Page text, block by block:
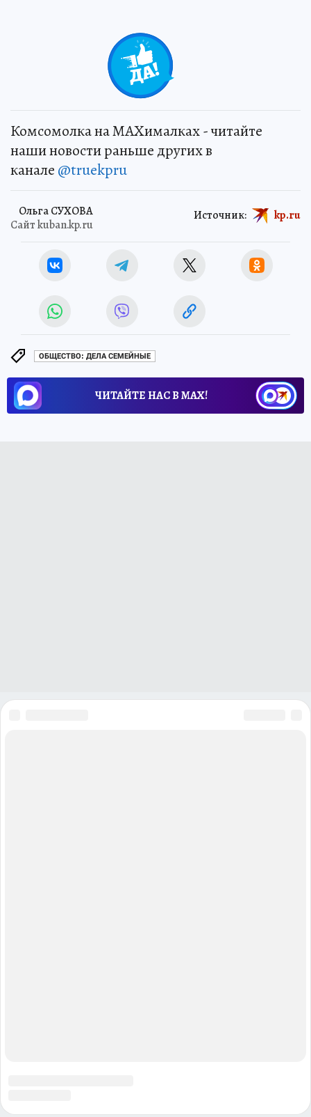
Комсомолка на MAXималках - читайте
наши новости раньше других в
канале @truekpru
Ольга СУХОВА
Сайт kuban.kp.ru
Источник: kp.ru
ОБЩЕСТВО: ДЕЛА СЕМЕЙНЫЕ
ЧИТАЙТЕ НАС В МАХ!